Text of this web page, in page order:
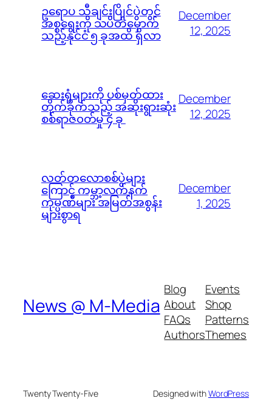
ဥရောပ သီချင်းပြိုင်ပွဲတွင်
အစ္စရေးကို သပိတ်မှောက်
သည့်နိုင်ငံ ၅ ခုအထိ ရှိလာ
December
12, 2025
ဆေးရုံများကို ပစ်မှတ်ထား
တိုက်ခိုက်သည့် အဆိုးရွားဆုံး
စစ်ရာဇ၀တ်မှု ၄ ခု
December
12, 2025
လတ်တလောစစ်ပွဲများ
ကြောင့် ကမ္ဘာ့လက်နက်
ကုမ္ပဏီများ အမြတ်အစွန်း
များစွာရ
December
1, 2025
News @ M-Media
Blog
About
FAQs
Authors
Events
Shop
Patterns
Themes
Twenty Twenty-Five Designed withWordPress